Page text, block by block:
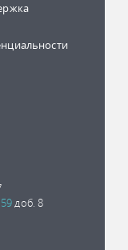
доб. 8